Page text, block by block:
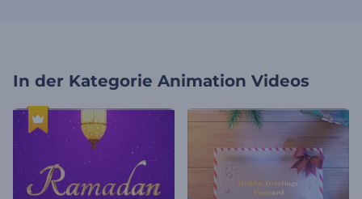
In der Kategorie Animation Videos